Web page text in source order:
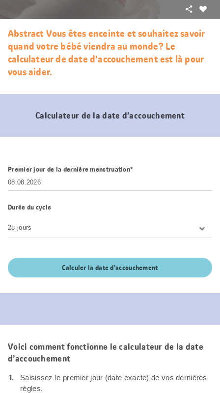
Partager
Abstract Vous êtes enceinte et souhaitez savoir
quand votre bébé viendra au monde? Le
calculateur de date d’accouchement est là pour
vous aider.
Calculateur de la date d’accouchement
Premier jour de la dernière menstruation*
Durée du cycle
Calculer la date d’accouchement
Voici comment fonctionne le calculateur de la date
d’accouchement
Saisissez le premier jour (date exacte) de vos dernières
règles.